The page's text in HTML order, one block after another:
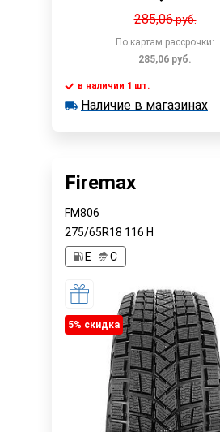
285,06руб.
По картам рассрочки:
285,06 руб.
В корзину
в наличии 1 шт.
в наличии 1 шт.
Наличие в магазинах
Firemax
FM806
275/65R18 116 H
E
C
5% cкидка